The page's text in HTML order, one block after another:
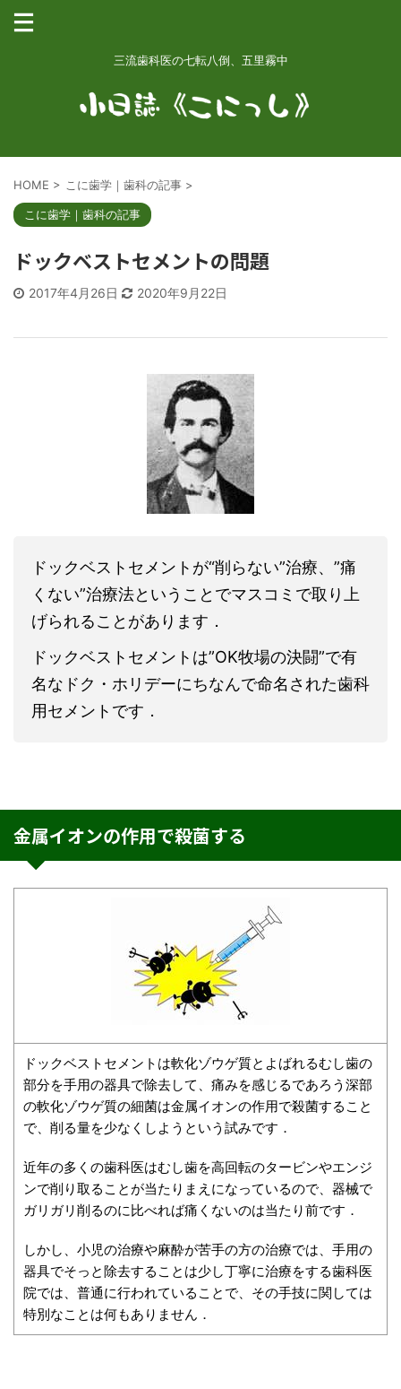
三流歯科医の七転八倒、五里霧中
HOME > こに歯学｜歯科の記事 >
こに歯学｜歯科の記事
ドックベストセメントの問題
2017年4月26日 2020年9月22日
ドックベストセメントが“削らない”治療、”痛
くない”治療法ということでマスコミで取り上
げられることがあります．
ドックベストセメントは”OK牧場の決闘”で有
名なドク・ホリデーにちなんで命名された歯科
用セメントです．
金属イオンの作用で殺菌する
ドックベストセメントは軟化ゾウゲ質とよばれるむし歯の
部分を手用の器具で除去して、痛みを感じるであろう深部
の軟化ゾウゲ質の細菌は金属イオンの作用で殺菌すること
で、削る量を少なくしようという試みです．
近年の多くの歯科医はむし歯を高回転のタービンやエンジ
ンで削り取ることが当たりまえになっているので、器械で
ガリガリ削るのに比べれば痛くないのは当たり前です．
しかし、小児の治療や麻酔が苦手の方の治療では、手用の
器具でそっと除去することは少し丁寧に治療をする歯科医
院では、普通に行われていることで、その手技に関しては
特別なことは何もありません．